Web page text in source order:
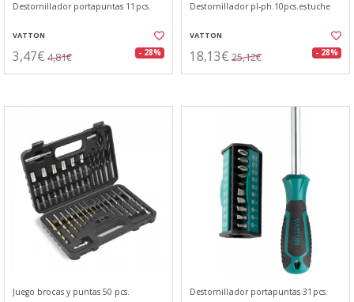
Destornillador portapuntas 11pcs.
VATTON
3,47€ 4,81€ - 28%
Destornillador pl-ph.10pcs.estuche
VATTON
18,13€ 25,12€ - 28%
Juego brocas y puntas 50 pcs. Destornillador portapuntas 31pcs.